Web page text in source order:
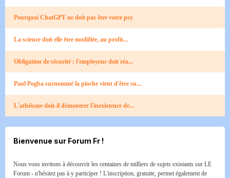
Pourquoi ChatGPT ne doit pas être votre psy
La science doit elle être modifiée, au profit...
Obligation de sécurité : l'employeur doit réa...
Paul Pogba surnommé la pioche vient d'être su...
L'athéisme doit-il démontrer l'inexistence de...
Bienvenue sur Forum Fr !
Nous vous invitons à découvrir les centaines de milliers de sujets existants sur LE
Forum - n'hésitez pas à y participer ! L'inscription, gratuite, permet également de